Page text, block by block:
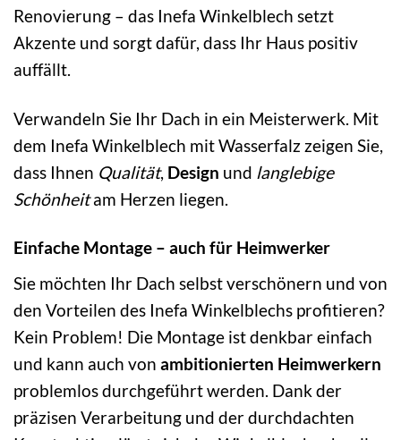
Renovierung – das Inefa Winkelblech setzt
Akzente und sorgt dafür, dass Ihr Haus positiv
auffällt.
Verwandeln Sie Ihr Dach in ein Meisterwerk. Mit
dem Inefa Winkelblech mit Wasserfalz zeigen Sie,
dass Ihnen Qualität, Design und langlebige
Schönheitam Herzen liegen.
Einfache Montage – auch für Heimwerker
Sie möchten Ihr Dach selbst verschönern und von
den Vorteilen des Inefa Winkelblechs profitieren?
Kein Problem! Die Montage ist denkbar einfach
und kann auch von ambitionierten Heimwerkern
problemlos durchgeführt werden. Dank der
präzisen Verarbeitung und der durchdachten